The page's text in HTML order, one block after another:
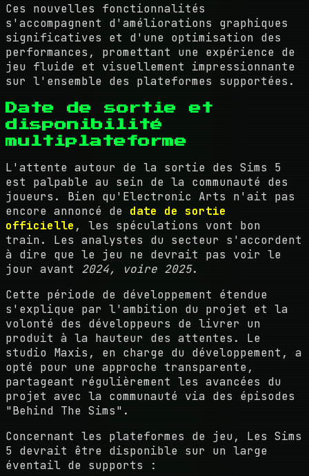
Ces nouvelles fonctionnalités
s'accompagnent d'améliorations graphiques
significatives et d'une optimisation des
performances, promettant une expérience de
jeu fluide et visuellement impressionnante
sur l'ensemble des plateformes supportées.
Date de sortie et
disponibilité
multiplateforme
L'attente autour de la sortie des Sims 5
est palpable au sein de la communauté des
joueurs. Bien qu'Electronic Arts n'ait pas
encore annoncé de date de sortie
officielle , les spéculations vont bon
train. Les analystes du secteur s'accordent
à dire que le jeu ne devrait pas voir le
jour avant 2024, voire 2025.
Cette période de développement étendue
s'explique par l'ambition du projet et la
volonté des développeurs de livrer un
produit à la hauteur des attentes. Le
studio Maxis, en charge du développement, a
opté pour une approche transparente,
partageant régulièrement les avancées du
projet avec la communauté via des épisodes
"Behind The Sims".
Concernant les plateformes de jeu, Les Sims
5 devrait être disponible sur un large
éventail de supports :